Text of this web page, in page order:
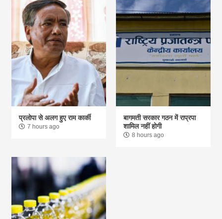
प्रलोपा से अलग हुए राम कार्की
7 hours ago
बागमती सरकार गठन में राप्रपा
शामिल नहीं होगी
8 hours ago